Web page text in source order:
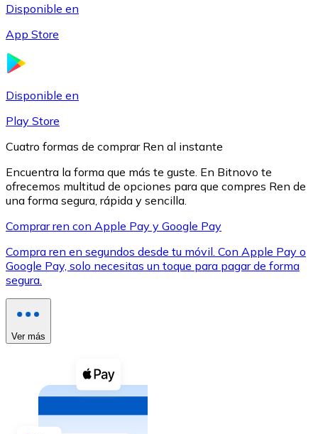
XRP
XRP
Ver todo
Compra criptomonedas con efectivo en tu tienda más
Comprar con efectivo
Disponible en
App Store
Disponible en
Play Store
Cuatro formas de comprar Ren al instante
Encuentra la forma que más te guste. En Bitnovo te
ofrecemos multitud de opciones para que compres Ren de
una forma segura, rápida y sencilla.
Comprar ren con Apple Pay y Google Pay
Compra ren en segundos desde tu móvil. Con Apple Pay o
Google Pay, solo necesitas un toque para pagar de forma
segura.
Ver más